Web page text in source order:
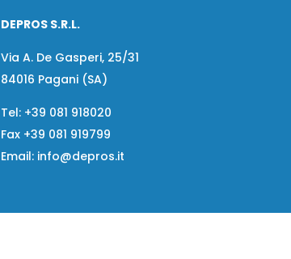
DEPROS S.R.L.
Via A. De Gasperi, 25/31
84016 Pagani (SA)
Tel: +39 081 918020
Fax +39 081 919799
Email: info@depros.it